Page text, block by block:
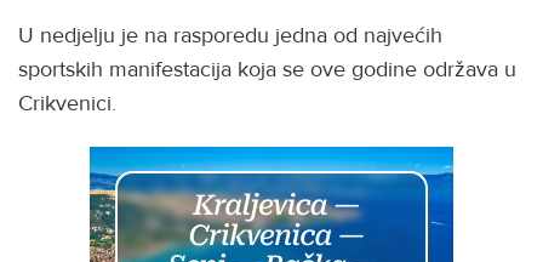
U nedjelju je na rasporedu jedna od najvećih
sportskih manifestacija koja se ove godine održava u
Crikvenici.